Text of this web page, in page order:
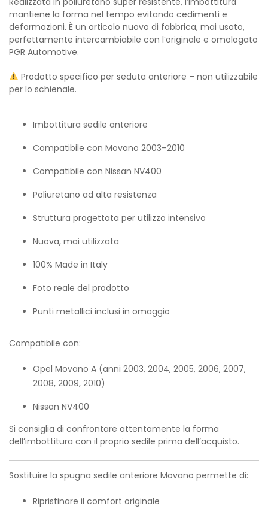
mantiene la forma nel tempo evitando cedimenti e
deformazioni. È un articolo nuovo di fabbrica, mai usato,
perfettamente intercambiabile con l’originale e omologato
PGR Automotive.
Prodotto specifico per seduta anteriore – non utilizzabile
per lo schienale.
Imbottitura sedile anteriore
Compatibile con Movano 2003–2010
Compatibile con Nissan NV400
Poliuretano ad alta resistenza
Struttura progettata per utilizzo intensivo
Nuova, mai utilizzata
100% Made in Italy
Foto reale del prodotto
Punti metallici inclusi in omaggio
Compatibile con:
Opel Movano A (anni 2003, 2004, 2005, 2006, 2007,
2008, 2009, 2010)
Nissan NV400
Si consiglia di confrontare attentamente la forma
dell’imbottitura con il proprio sedile prima dell’acquisto.
Sostituire la spugna sedile anteriore Movano permette di:
Ripristinare il comfort originale